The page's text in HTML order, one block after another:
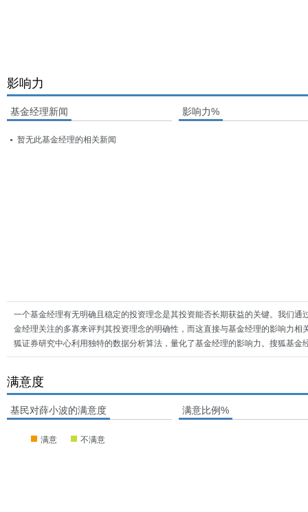
影响力
基金经理新闻
暂无此基金经理的相关新闻
影响力%
一个基金经理有无明确且稳定的投资理念是其投资能否长期获益的关键。我们通
金经理关注的多寡来评判其投资理念的明确性，而这直接与基金经理的影响力相
狐证券研究中心利用独特的数据分析算法，量化了基金经理的影响力。搜狐基金
满意度
基民对薛小波的满意度
满意 不满意
满意比例%